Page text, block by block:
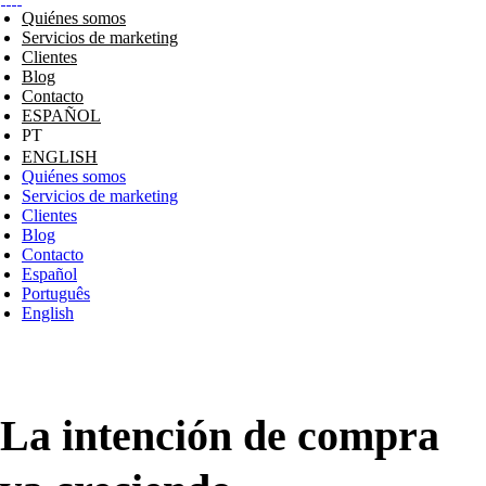
Quiénes somos
Servicios de marketing
Clientes
Blog
Contacto
ESPAÑOL
ENGLISH
Quiénes somos
Servicios de marketing
Clientes
Blog
Contacto
Español
Português
English
La intención de compra